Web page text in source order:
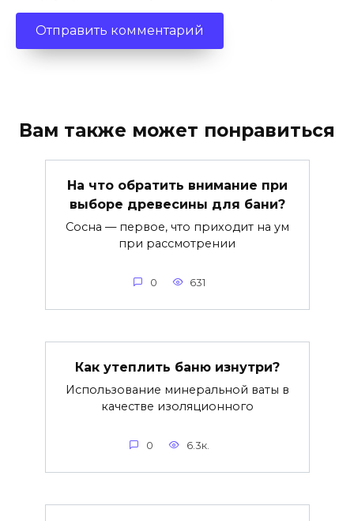
Вам также может понравиться
На что обратить внимание при
выборе древесины для бани?
Сосна — первое, что приходит на ум
при рассмотрении
0 631
Как утеплить баню изнутри?
Использование минеральной ваты в
качестве изоляционного
0 6.3к.